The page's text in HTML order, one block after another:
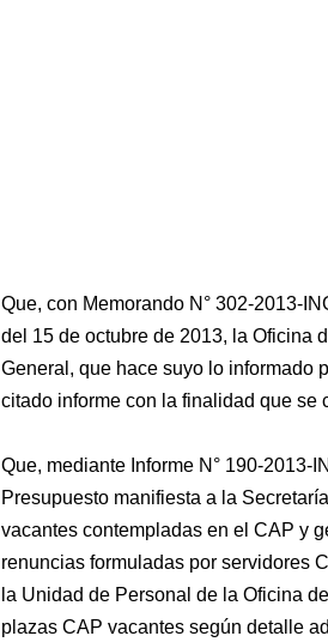
Que, con Memorando N° 302-2013-
del 15 de octubre de 2013, la Oficina
General, que hace suyo lo informado
citado informe con la finalidad que se
Que, mediante Informe N° 190-2013-
Presupuesto manifiesta a la
vacantes contempladas en el CAP y
renuncias formuladas por servidores
la Unidad de Personal de la Oficina
plazas CAP vacantes según detalle